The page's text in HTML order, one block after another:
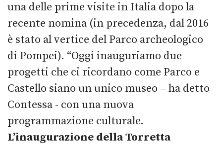
una delle prime visite in Italia dopo la
recente nomina (in precedenza, dal 2016
è stato al vertice del Parco archeologico
di Pompei). “Oggi inauguriamo due
progetti che ci ricordano come Parco e
Castello siano un unico museo – ha detto
Contessa - con una nuova
programmazione culturale.
L’inaugurazione della Torretta